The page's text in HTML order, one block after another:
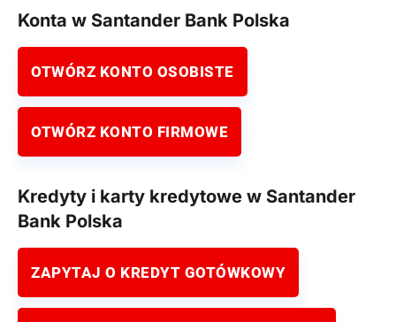
Konta w Santander Bank Polska
OTWÓRZ KONTO OSOBISTE
OTWÓRZ KONTO FIRMOWE
Kredyty i karty kredytowe w Santander
Bank Polska
ZAPYTAJ O KREDYT GOTÓWKOWY